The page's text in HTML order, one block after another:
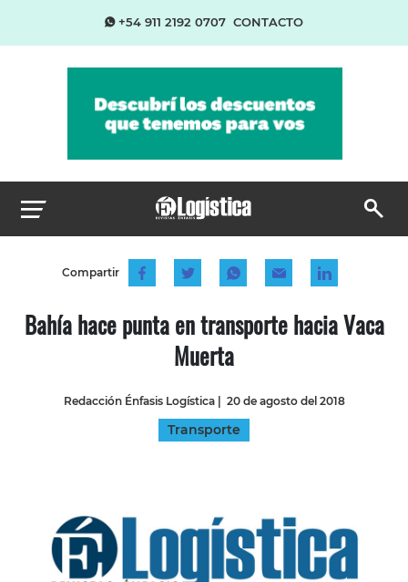
+54 911 2192 0707 CONTACTO
Compartir
Bahía hace punta en transporte hacia Vaca
Muerta
Redacción Énfasis Logística| 20 de agosto del 2018
Transporte